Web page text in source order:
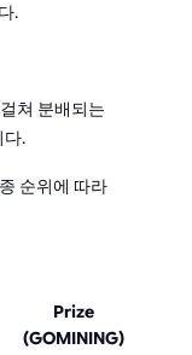
.
쳐 분배되는
다.
순위에 따라
Prize
(GOMINING)